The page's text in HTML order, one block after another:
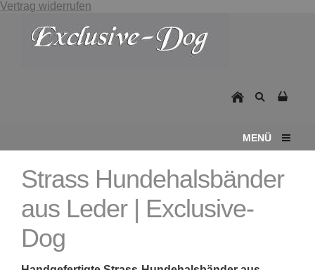
Vertrag widerrufen
MENÜ
Strass Hundehalsbänder
aus Leder | Exclusive-
Dog